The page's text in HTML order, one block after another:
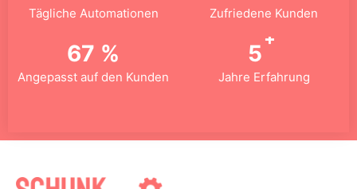
Tägliche Automationen Zufriedene Kunden
96 %
Angepasst auf den Kunden
7
+
Jahre Erfahrung